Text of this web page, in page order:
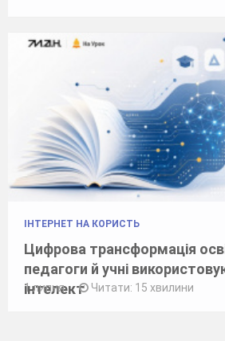
ІНТЕРНЕТ НА КОРИСТЬ
Цифрова трансформація
педагоги й учні
інтелект
1 липня Читати: 15 хвилини